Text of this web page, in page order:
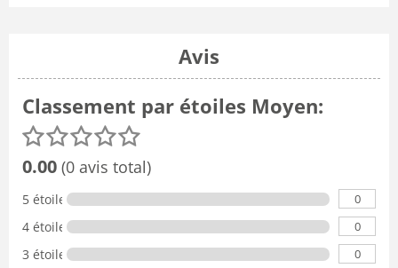
Avis
Classement par étoiles Moyen:
0.00 (0 avis total)
5 étoiles 0
4 étoiles 0
3 étoiles 0